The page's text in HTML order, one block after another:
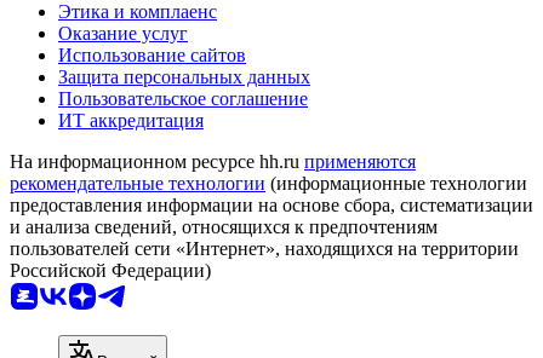
Этика и комплаенс
Оказание услуг
Использование сайтов
Защита персональных данных
Пользовательское соглашение
ИТ аккредитация
На информационном ресурсе hh.ru применяются
рекомендательные технологии (информационные технологии
предоставления информации на основе сбора, систематизации
и анализа сведений, относящихся к предпочтениям
пользователей сети «Интернет», находящихся на территории
Российской Федерации)